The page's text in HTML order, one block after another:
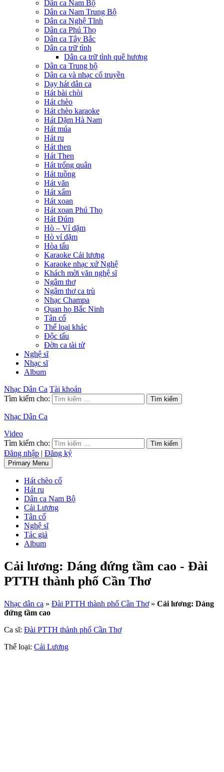
Dân ca Nam Bộ
Dân ca Nam Trung Bộ
Dân ca Nghệ Tĩnh
Dân ca Phú Thọ
Dân ca Tây Bắc
Dân ca trữ tình
Dân ca trữ tình quê hương
Dân ca Trung bộ
Dân ca và nhạc cổ truyền
Dạy hát dân ca
Hát bài chòi
Hát chèo
Hát chèo karaoke
Hát Dặm Hà Nam
Hát múa
Hát ru
Hát then
Hát Then
Hát trống quân
Hát tuồng
Hát văn
Hát xẩm
Hát xoan
Hát xoan Phú Thọ
Hát Đúm
Hò – Ví dặm
Hò ví dặm
Hòa tấu
Karaoke Cải lương
Karaoke nhạc xứ Nghệ
Khách mời văn nghệ sĩ
Ngâm thơ
Ngâm thơ ca trù
Nhạc Champa
Quan họ Bắc Ninh
Tân cổ
Thể loại khác
Độc tấu
Đờn ca tài tử
Nghệ sĩ
Nhạc sĩ
Album
Nhạc Dân Ca Tài khoản
Tìm kiếm cho:
Nhạc Dân Ca
Video
Tìm kiếm cho:
Đăng nhập | Đăng ký
Primary Menu
Hát chèo cổ
Hát ru
Dân ca Nam Bộ
Cải Lương
Tân cổ
Nghệ sĩ
Tác giả
Album
Cải lương: Dáng đứng tầm cao - Đài
PTTH thành phố Cần Thơ
Nhạc dân ca » Đài PTTH thành phố Cần Thơ» Cải lương: Dáng
đứng tầm cao
Ca sĩ: Đài PTTH thành phố Cần Thơ
Thể loại: Cải Lương